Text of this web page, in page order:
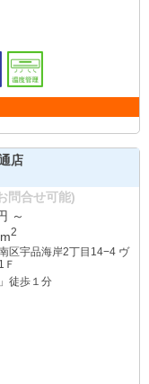
店
問合せ可能)
～
m2
区宇品海岸2丁目14−4 ヴ
Ｆ
徒歩１分